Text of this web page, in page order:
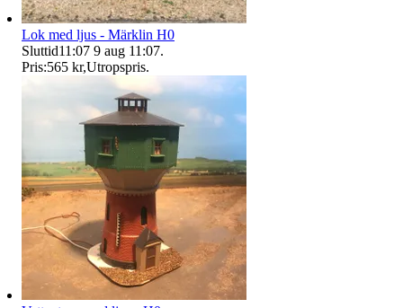
Lok med ljus - Märklin H0
Sluttid11:07 9 aug 11:07.
Pris:565 kr,Utropspris.